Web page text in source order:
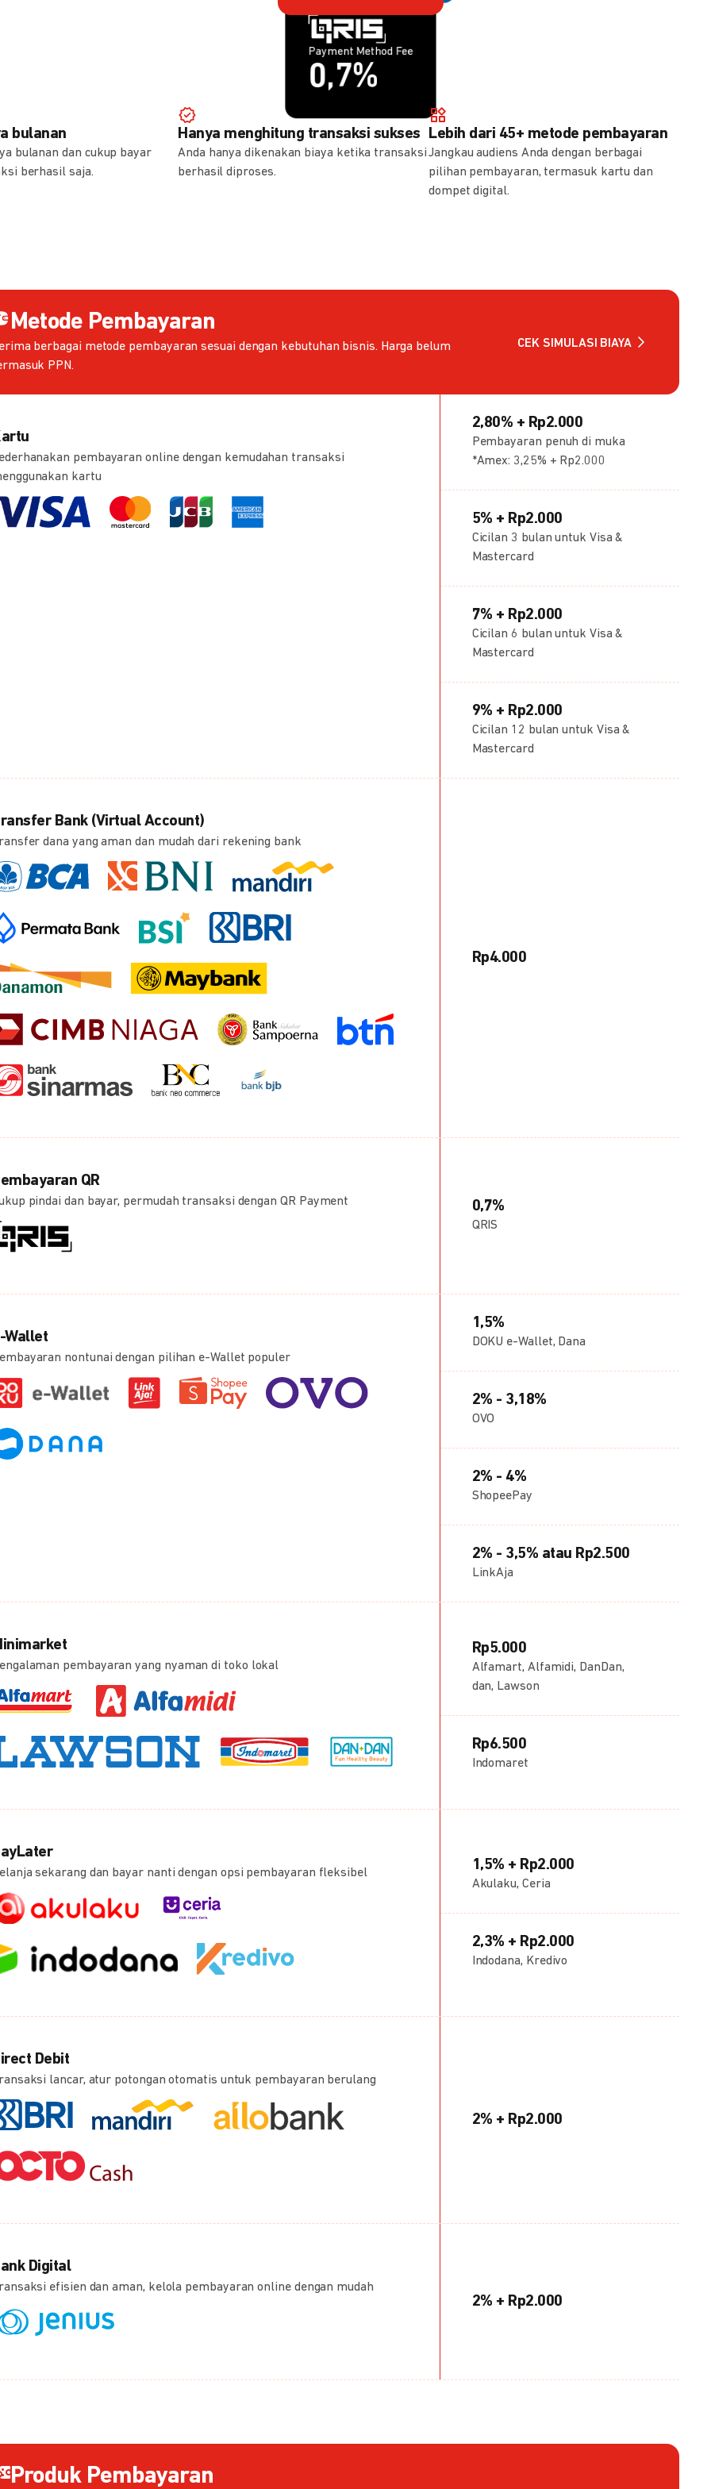
Payment Method Fee
0,7%
Payment Method Fee
1,5%
bulanan
bulanan dan cukup bayar
berhasil saja.
Hanya menghitung transaksi sukses
Anda hanya dikenakan biaya ketika transaksi
berhasil diproses.
Lebih dari 45+ metode pembayaran
Jangkau audiens Anda dengan berbagai
pilihan pembayaran, termasuk kartu dan
dompet digital.
Metode Pembayaran
berbagai metode pembayaran sesuai dengan kebutuhan bisnis. Harga belum
PPN.
CEK SIMULASI BIAYA
pembayaran online dengan kemudahan transaksi
kartu
2,80% + Rp2.000
Pembayaran penuh di muka
*Amex: 3,25% + Rp2.000
5% + Rp2.000
Cicilan 3 bulan untuk Visa &
Mastercard
7% + Rp2.000
Cicilan 6 bulan untuk Visa &
Mastercard
9% + Rp2.000
Cicilan 12 bulan untuk Visa &
Mastercard
Bank (Virtual Account)
dana yang aman dan mudah dari rekening bank
Rp4.000
QR
pindai dan bayar, permudah transaksi dengan QR Payment 0,7%
QRIS
Wallet
nontunai dengan pilihan e-Wallet populer
1,5%
DOKU e-Wallet, Dana
2% - 3,18%
OVO
2% - 4%
ShopeePay
2% - 3,5% atau Rp2.500
LinkAja
pembayaran yang nyaman di toko lokal
Rp5.000
Alfamart, Alfamidi, DanDan,
dan, Lawson
Rp6.500
Indomaret
sekarang dan bayar nanti dengan opsi pembayaran fleksibel
1,5% + Rp2.000
Akulaku, Ceria
2,3% + Rp2.000
Indodana, Kredivo
Debit
lancar, atur potongan otomatis untuk pembayaran berulang
2% + Rp2.000
Digital
efisien dan aman, kelola pembayaran online dengan mudah
2% + Rp2.000
Produk Pembayaran